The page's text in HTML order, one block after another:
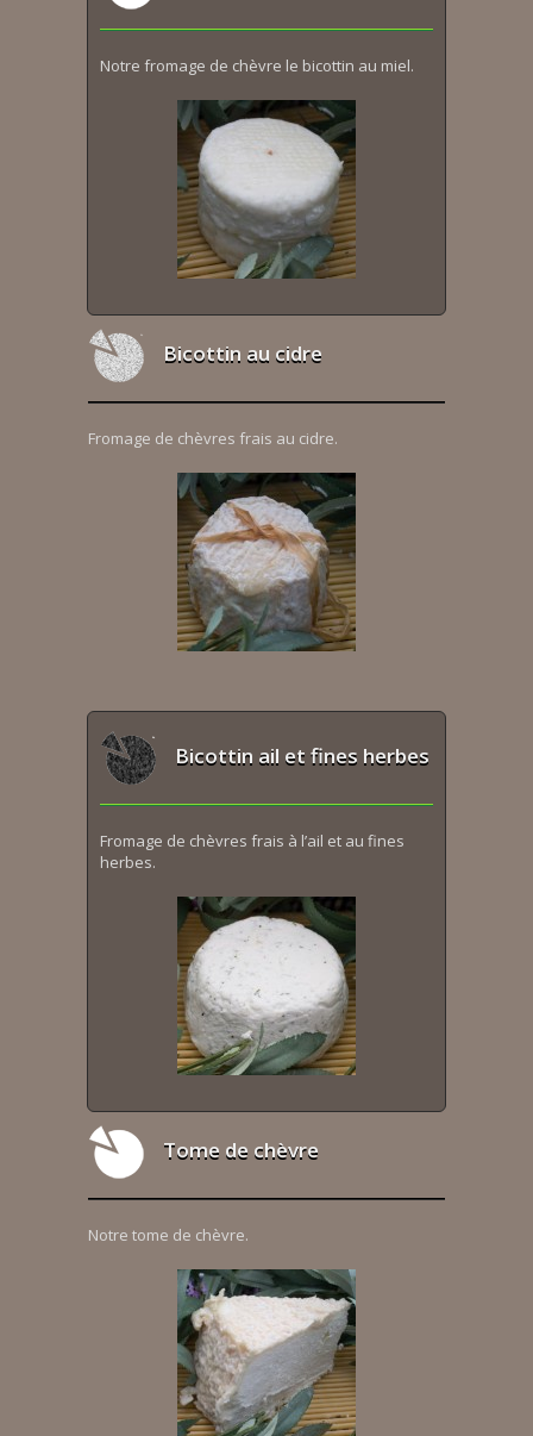
Notre fromage de chèvre le bicottin au miel.
Bicottin au cidre
Fromage de chèvres frais au cidre.
Bicottin ail et fines herbes
Fromage de chèvres frais à l’ail et au fines
herbes.
Tome de chèvre
Notre tome de chèvre.